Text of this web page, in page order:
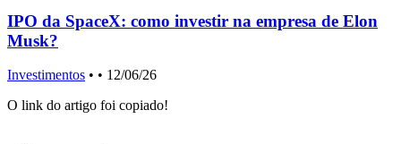
IPO da SpaceX: como investir na empresa de Elon
Musk?
Investimentos • • 12/06/26
O link do artigo foi copiado!